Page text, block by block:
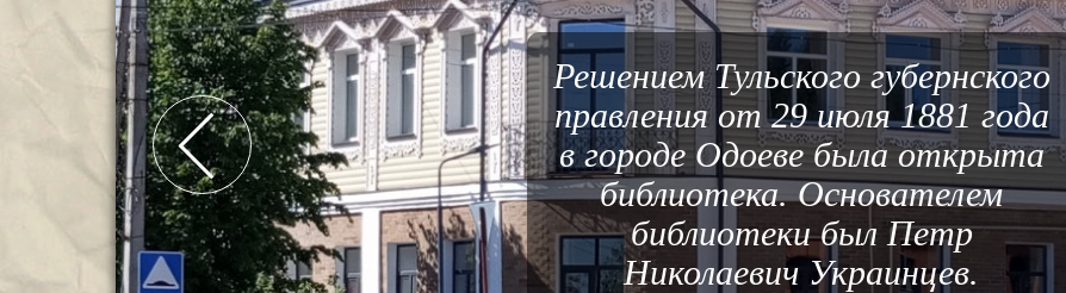
Решением Тульского губернского
правления от 29 июля 1881 года
в городе Одоеве была открыта
библиотека. Основателем
библиотеки был Петр
Николаевич Украинцев.